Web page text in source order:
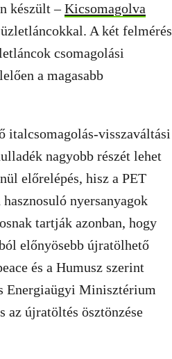
készült –Kicsomagolva
A két felmérés
csomagolási
a magasabb
italcsomagolás-visszaváltási
nagyobb részét lehet
előrelépés, hisz a PET
nyersanyagok
tartják azonban, hogy
előnyösebb újratölhető
és a Humusz szerint
Energiaügyi Minisztérium
az újratöltés ösztönzése